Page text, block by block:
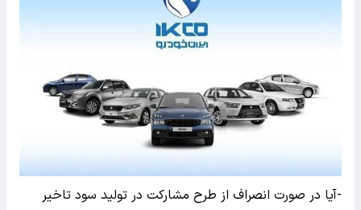
-آیا در صورت انصراف از طرح مشارکت در تولید سود تاخیر